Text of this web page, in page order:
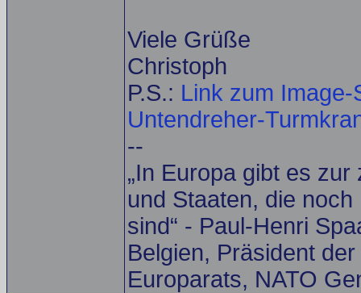
Viele Grüße
Christoph
P.S.: Link zum
Untendreher-
--
„In Europa gibt es
und Staaten, die
sind“ - Paul-Henri
Belgien, Präsident
Europarats, NATO